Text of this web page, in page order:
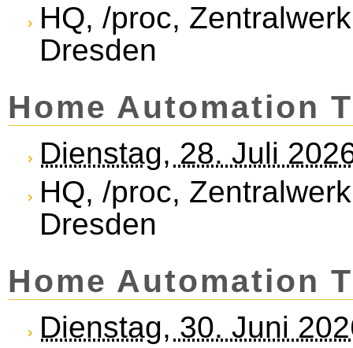
HQ, /proc,
Dresden
Home Automation
Dienstag, 28. Juli
HQ, /proc,
Dresden
Home Automation
Dienstag, 30. Juni